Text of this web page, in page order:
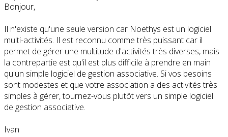
Bonjour,
Il n'existe qu'une seule version car Noethys est un logiciel
multi-activités. Il est reconnu comme très puissant car il
permet de gérer une multitude d'activités très diverses, mais
la contrepartie est qu'il est plus difficile à prendre en main
qu'un simple logiciel de gestion associative. Si vos besoins
sont modestes et que votre association a des activités très
simples à gérer, tournez-vous plutôt vers un simple logiciel
de gestion associative.
Ivan